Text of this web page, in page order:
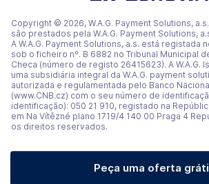
Copyright © 2026, W.A.G. Payment Solutions,
são prestados pela W.A.G. Payment Solutions,
A W.A.G. Payment Solutions, a.s. está registada
sob o ficheiro nº. B 6882 no Tribunal Municipal
Checa (número de registo 26415623). A W.A.G.
uma subsidiária integral da W.A.G. payment
autorizada e regulamentada pelo Banco
(www.CNB.cz) com o seu número de
identificação): 050 21 910, registado na
em Na Vítězné plano 1719/4 140 00 Praga 4
os direitos reservados.
Peça uma oferta